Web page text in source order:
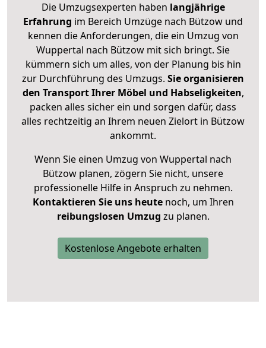
Die Umzugsexperten haben langjährige
Erfahrung im Bereich Umzüge nach Bützow und
kennen die Anforderungen, die ein Umzug von
Wuppertal nach Bützow mit sich bringt. Sie
kümmern sich um alles, von der Planung bis hin
zur Durchführung des Umzugs. Sie organisieren
den Transport Ihrer Möbel und Habseligkeiten,
packen alles sicher ein und sorgen dafür, dass
alles rechtzeitig an Ihrem neuen Zielort in Bützow
ankommt.
Wenn Sie einen Umzug von Wuppertal nach
Bützow planen, zögern Sie nicht, unsere
professionelle Hilfe in Anspruch zu nehmen.
Kontaktieren Sie uns heutenoch, um Ihren
reibungslosen Umzug zu planen.
Kostenlose Angebote erhalten